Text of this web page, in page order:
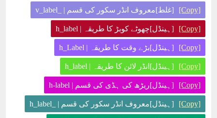
[غلط]معروف انڈر سکور کی قسم | _v_label [Copy]
[ہینڈل]چھوٹے کوبڑ کا طریقہ | h_label [Copy]
[ہینڈل]بڑے وقت کا طریقہ | h_Label [Copy]
[ہینڈل]انڈر لائن کا طریقہ | h_label [Copy]
[ہینڈل]ریڑھ کی ہڈی کی قسم | h-label [Copy]
[ہینڈل]معروف انڈر سکور کی قسم | _h_label [Copy]